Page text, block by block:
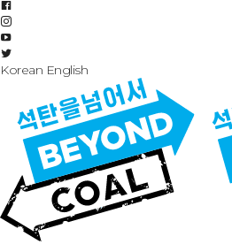
Korean English